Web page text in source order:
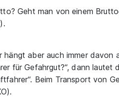
Geht man von einem
hängt aber auch immer
für Gefahrgut?“, dann lautet
Beim Transport von